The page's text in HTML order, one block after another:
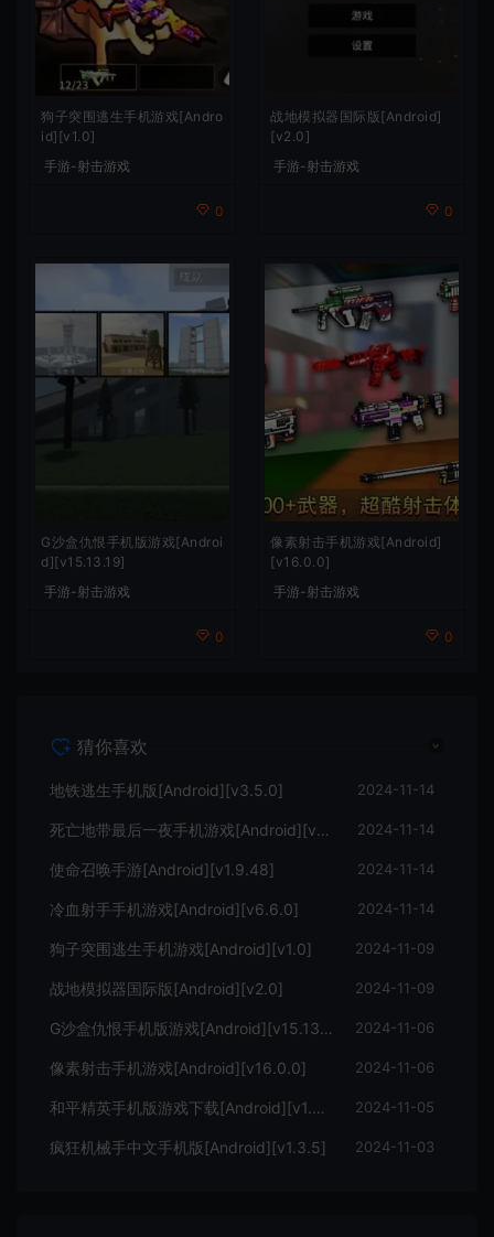
狗子突围逃生手机游戏[Andro
id][v1.0]
手游-射击游戏
0
战地模拟器国际版[Android]
[v2.0]
手游-射击游戏
0
G沙盒仇恨手机版游戏[Androi
d][v15.13.19]
手游-射击游戏
0
像素射击手机游戏[Android]
[v16.0.0]
手游-射击游戏
0
猜你喜欢
地铁逃生手机版[Android][v3.5.0] 2024-11-14
死亡地带最后一夜手机游戏[Android][v1.0.5] 2024-11-14
使命召唤手游[Android][v1.9.48] 2024-11-14
冷血射手手机游戏[Android][v6.6.0] 2024-11-14
狗子突围逃生手机游戏[Android][v1.0] 2024-11-09
战地模拟器国际版[Android][v2.0] 2024-11-09
G沙盒仇恨手机版游戏[Android][v15.13.19] 2024-11-06
像素射击手机游戏[Android][v16.0.0] 2024-11-06
和平精英手机版游戏下载[Android][v1.29.13] 2024-11-05
疯狂机械手中文手机版[Android][v1.3.5] 2024-11-03